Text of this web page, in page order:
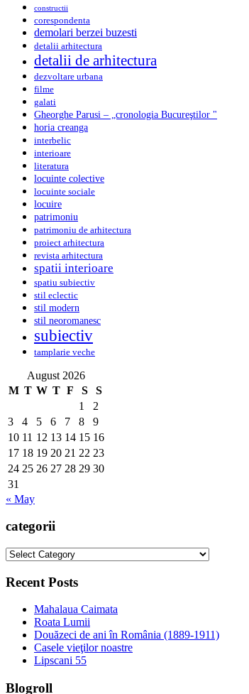
constructii
corespondenta
demolari berzei buzesti
detalii arhitectura
detalii de arhitectura
dezvoltare urbana
filme
galati
Gheorghe Parusi – „cronologia Bucureştilor "
horia creanga
interbelic
interioare
literatura
locuinte colective
locuinte sociale
locuire
patrimoniu
patrimoniu de arhitectura
proiect arhitectura
revista arhitectura
spatii interioare
spatiu subiectiv
stil eclectic
stil modern
stil neoromanesc
subiectiv
tamplarie veche
August 2026
M T W T F S
S
1
2
3
4 5 6 7 8
9
10 11 12 13 14 15 16
17 18 19 20 21 22 23
24 25 26 27 28 29 30
31
« May
categorii
categorii
Recent Posts
Mahalaua Caimata
Roata Lumii
Douăzeci de ani în România (1889-1911)
Casele vieţilor noastre
Lipscani 55
Blogroll